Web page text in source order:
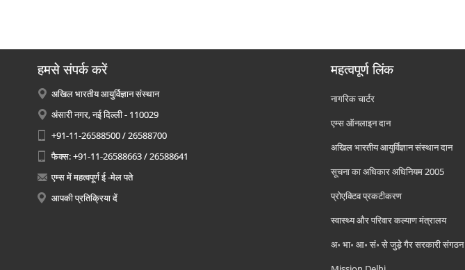
हमसे संपर्क करें
अखिल भारतीय आयुर्विज्ञान संस्थान
अंसारी नगर, नई दिल्ली - 110029
+91-11-26588500 / 26588700
फैक्स: +91-11-26588663 / 26588641
एम्स में महत्वपूर्ण ई -मेल पते
आपकी प्रतिक्रिया दें
महत्वपूर्ण लिंक
नागरिक चार्टर
एम्स ऑनलाइन दान
अखिल भारतीय आयुर्विज्ञान संस्थान दान
सूचना का अधिकार अधिनियम 2005
प्रोएक्टिव प्रकटीकरण
स्वास्थ्य और परिवार कल्याण मंत्रालय
अ॰ भा॰ आ॰ सं॰ से जुड़े गैर सरकारी संगठन